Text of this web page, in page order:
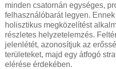
minden csatornán egységes,
felhasználóbarát legyen.
holisztikus megközelítést
részletes helyzetelemzés.
jelenlétét, azonosítjuk az
területeket, majd egy átfogó
elérése érdekében.